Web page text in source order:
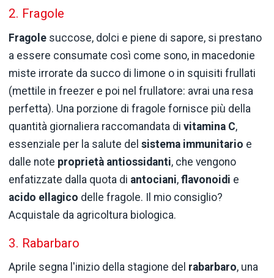
2. Fragole
Fragole succose, dolci e piene di sapore, si prestano
a essere consumate così come sono, in macedonie
miste irrorate da succo di limone o in squisiti frullati
(mettile in freezer e poi nel frullatore: avrai una resa
perfetta). Una porzione di fragole fornisce più della
quantità giornaliera raccomandata di vitamina C,
essenziale per la salute del sistema immunitario e
dalle note proprietà antiossidanti, che vengono
enfatizzate dalla quota di antociani, flavonoidi e
acido ellagico delle fragole. Il mio consiglio?
Acquistale da agricoltura biologica.
3. Rabarbaro
Aprile segna l'inizio della stagione del rabarbaro, una